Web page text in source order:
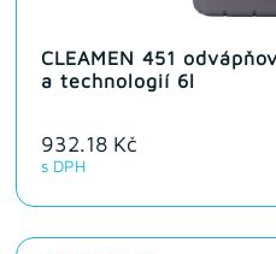
CLEAMEN 451
a technologií 6l
932.18 Kč
s DPH